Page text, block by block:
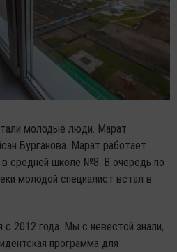
молодые люди. Марат
Бурганова. Марат работает
в средней школе №8. В очередь по
молодой специалист встал в
с 2012 года. Мы с невестой знали,
программа для